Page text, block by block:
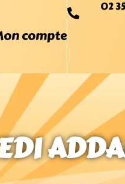
compte
02